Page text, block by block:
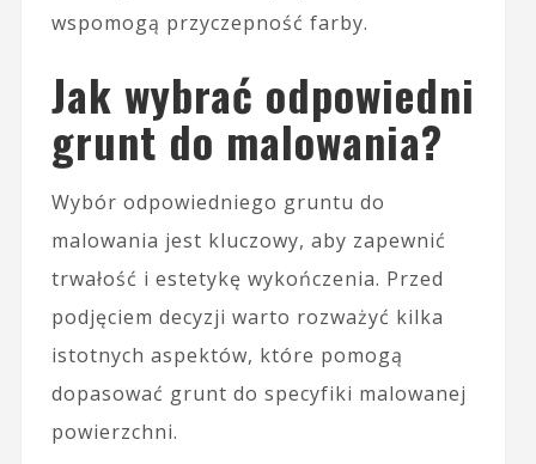
wspomogą przyczepność farby.
Jak wybrać odpowiedni
grunt do malowania?
Wybór odpowiedniego gruntu do
malowania jest kluczowy, aby zapewnić
trwałość i estetykę wykończenia. Przed
podjęciem decyzji warto rozważyć kilka
istotnych aspektów, które pomogą
dopasować grunt do specyfiki malowanej
powierzchni.